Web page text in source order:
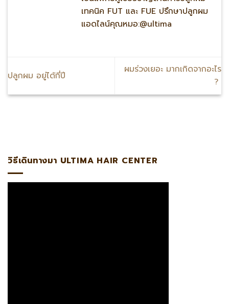
เทคนิค FUT และ FUE ปรึกษาปลูกผม
แอดไลน์คุณหมอ:@ultima
ปลูกผม อยู่ได้กี่ปี
ผมร่วงเยอะ มากเกิดจากอะไร
?
วิธีเดินทางมา ULTIMA HAIR CENTER